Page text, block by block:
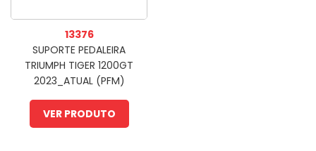
13376
SUPORTE PEDALEIRA
TRIUMPH TIGER 1200GT
2023_ATUAL (PFM)
VER PRODUTO